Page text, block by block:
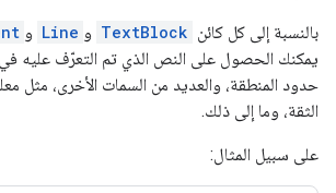
بالنسبة إلى كل كائن TextBlock و Line و
يمكنك الحصول على النص الذي تم التعرّف عليه في
حدود المنطقة، والعديد من السمات الأخرى، مثل
الثقة، وما إلى ذلك.
على سبيل المثال: